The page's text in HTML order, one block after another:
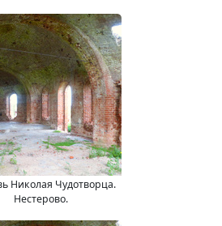
Николая Чудотворца.
Нестерово.